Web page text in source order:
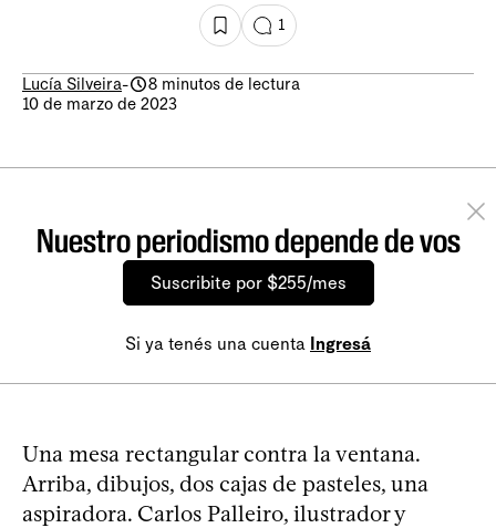
1
Lucía Silveira-
8 minutos de lectura
10 de marzo de 2023
Nuestro periodismo depende de vos
Suscribite por $255/mes
Si ya tenés una cuenta Ingresá
Una mesa rectangular contra la ventana.
Arriba, dibujos, dos cajas de pasteles, una
aspiradora. Carlos Palleiro, ilustrador y